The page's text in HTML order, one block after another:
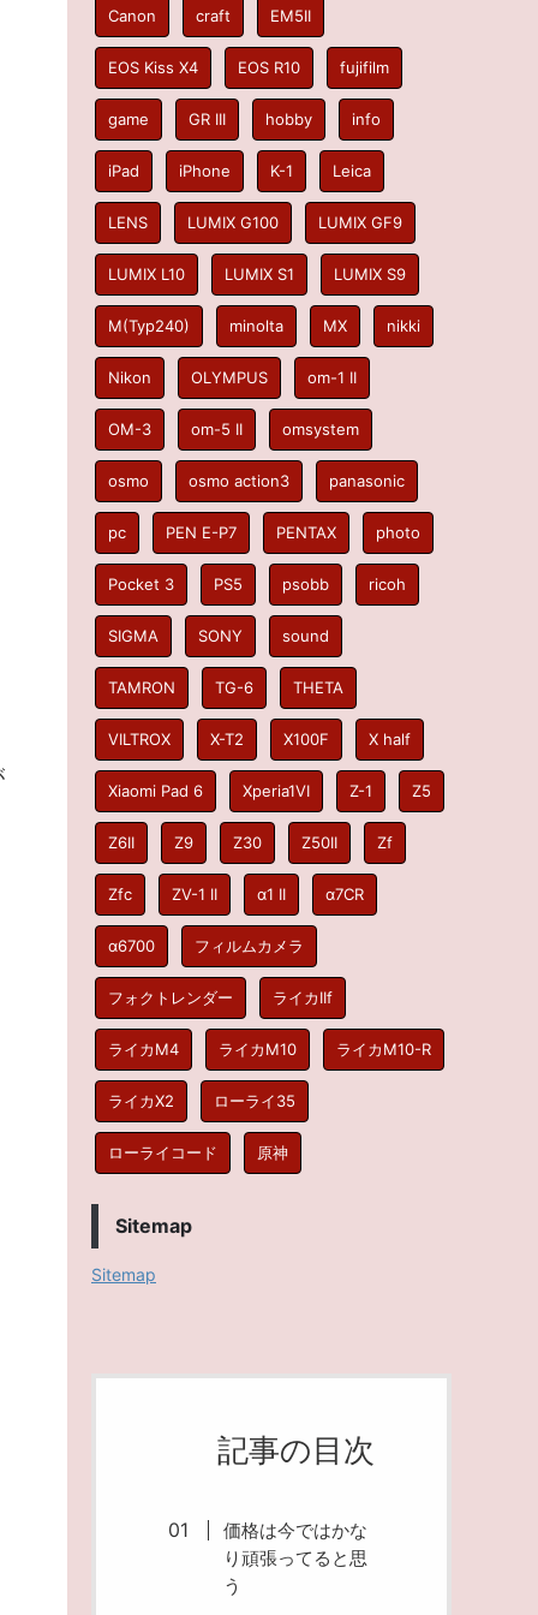
Canon craft EM5II
EOS Kiss X4 EOS R10 fujifilm
game GR III hobby info
iPad iPhone K-1 Leica
LENS LUMIX G100 LUMIX GF9
LUMIX L10 LUMIX S1 LUMIX S9
M(Typ240) minolta MX nikki
Nikon OLYMPUS om-1 II
OM-3 om-5 II omsystem
osmo osmo action3 panasonic
pc PEN E-P7 PENTAX photo
Pocket 3 PS5 psobb ricoh
SIGMA SONY sound
TAMRON TG-6 THETA
VILTROX X-T2 X100F X half
Xiaomi Pad 6 Xperia1VI Z-1 Z5
Z6II Z9 Z30 Z50II Zf
Zfc ZV-1 II α1 II α7CR
α6700 フィルムカメラ
フォクトレンダー ライカIIf
ライカM4 ライカM10 ライカM10-R
ライカX2 ローライ35
ローライコード 原神
Sitemap
Sitemap
記事の目次
価格は今ではかな
り頑張ってると思
う